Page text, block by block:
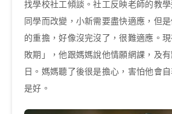
找學校社工傾談。社工反映老師的教
同學而改變，小新需要盡快適應，但
的重擔，好像沒完沒了，很難適應。
敗期」，他跟媽媽說他情願網課，及
日。媽媽聽了後很是擔心，害怕他會
是好。